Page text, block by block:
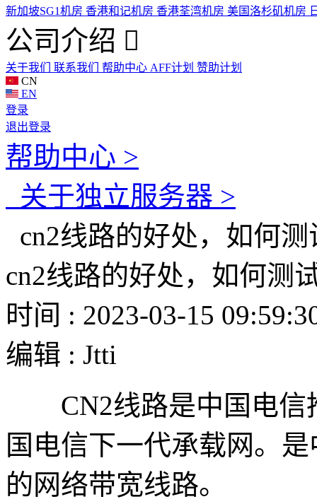
新加坡SG1机房 香港和记机房 香港荃湾机房 美国洛杉矶机房
公司介绍
关于我们 联系我们 帮助中心 AFF计划 赞助计划
CN
EN
登录
退出登录
帮助中心 >
关于独立服务器 >
cn2线路的好处，如何
cn2线路的好处，如何测
时间 : 2023-03-15
编辑 : Jtti
CN2线路是中国电信
国电信下一代承载网。
的网络带宽线路。